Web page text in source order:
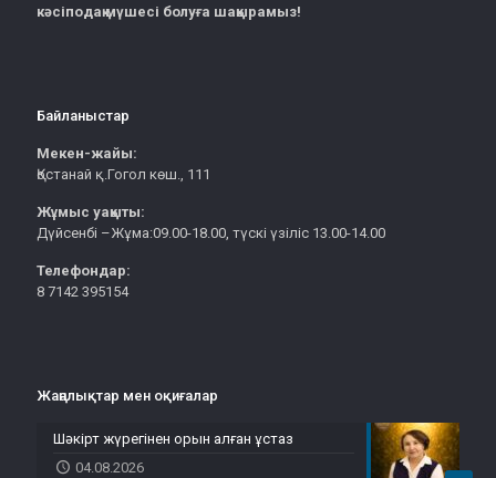
кәсіподақ мүшесі болуға шақырамыз!
Байланыстар
Мекен-жайы:
Қостанай қ.Гогол көш., 111
Жұмыс уақыты:
Дүйсенбі –Жұма:09.00-18.00, түскі үзіліс 13.00-14.00
Телефондар:
8 7142 395154
Жаңалықтар мен оқиғалар
Шәкірт жүрегінен орын алған ұстаз
04.08.2026